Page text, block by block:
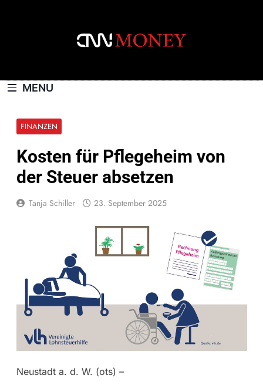
MENU
FINANZEN
Kosten für Pflegeheim von
der Steuer absetzen
Tanja Schiller 23. September 2025
Neustadt a. d. W. (ots) –